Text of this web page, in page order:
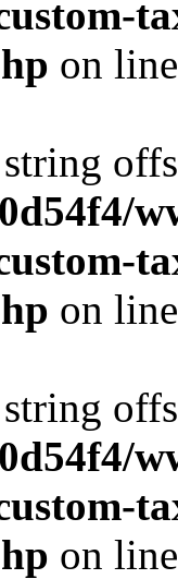
on
on
on